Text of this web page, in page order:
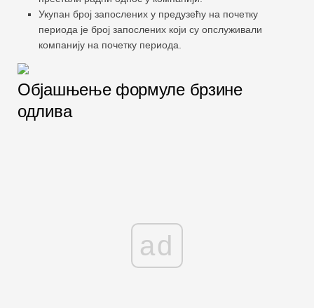
Укупан број запослених у предузећу на почетку
периода је број запослених који су опслуживали
компанију на почетку периода.
Објашњење формуле брзине
одлива
ad